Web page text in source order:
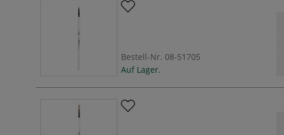
Bestell-Nr. 08-51705
Auf Lager.